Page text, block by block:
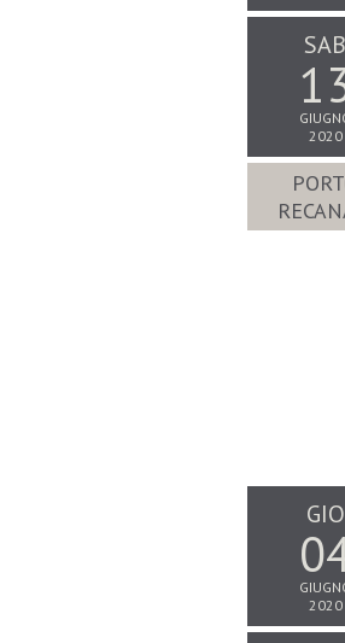
SAB
2020
GIO
2020